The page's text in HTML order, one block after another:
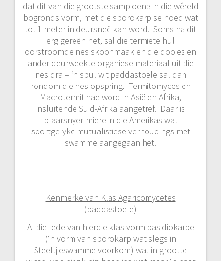
dat dit van die grootste sampioene in die wêreld
bogronds vorm, met die sporokarp se hoed wat
tot 1 meter in deursneë kan word. Soms na dit
erg gereën het, sal die termiete hul
oorstroomde nes skoonmaak en die dooies en
ander deurweekte organiese materiaal uit die
nes dra – ‘n spul wit paddastoele sal dan
rondom die nes opspring. Termitomyces en
Macrotermitinae word in Asië en Afrika,
insluitende Suid-Afrika aangetref. Daar is
blaarsnyer-miere in die Amerikas wat
soortgelyke mutualistiese verhoudings met
swamme aangegaan het.
Kenmerke van Klas Agaricomycetes
(paddastoele)
Al die lede van hierdie klas vorm basidiokarpe
(‘n vorm van sporokarp wat slegs in
Steeltjieswamme voorkom) wat in grootte